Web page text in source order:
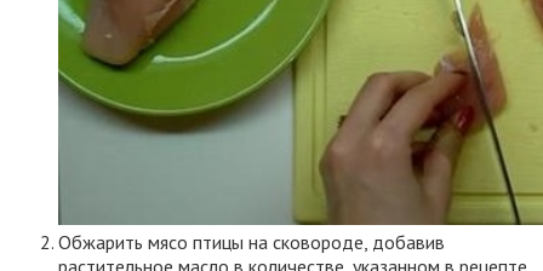
Обжарить мясо птицы на сковороде, добавив
растительное масло в количестве, указанном в рецепте.